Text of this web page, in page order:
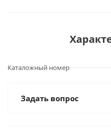
Каталожный номер
Задать вопрос